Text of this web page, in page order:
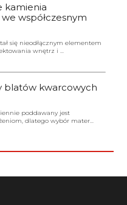
kamienia
współczesnym
się nieodłącznym elementem
wnętrz i ...
blatów kwarcowych
poddawany jest
dlatego wybór mater...